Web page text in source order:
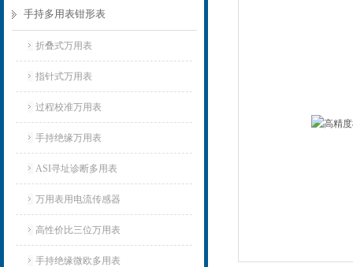
手持多用表钳形表
折叠式万用表
指针式万用表
过程校准万用表
手持绝缘万用表
ASI寻址诊断多用表
万用表用电流传感器
高性价比三位万用表
手持绝缘微欧多用表